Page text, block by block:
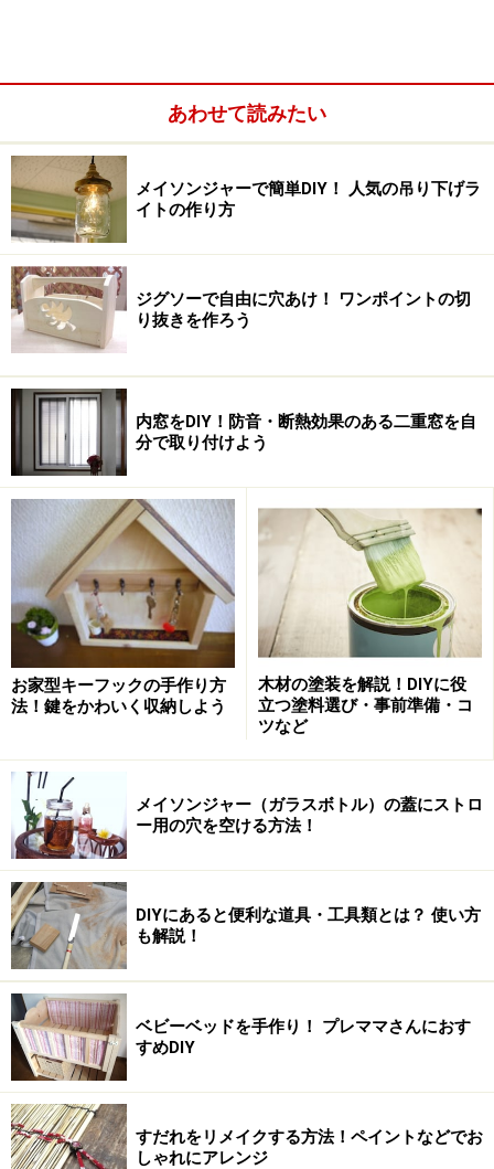
壁に傷をつけたくない場合にはディアウォールを使って
木を壁にたててしまいましょう。この木には自由にフッ
クや釘、ネジをとめられるので 気兼ねなく飾り付けでき
参考価格\1300
【用意するもの】
ディアウォール：1セット
2×4材：2本（天井から床の長さ－45mm）
カットはホームセンターのカットサービスを利用すると
便利です。
写真右が天井側、左が床側
1.ディアウォール
上下2個セットになっています。スプリングがはいって
いる方が上パット（天井側）、スペーサーを入れる方が
下パット（床側）です。
あわせて読みたい
メイソンジャーで簡単DIY！ 人気の吊り下げラ
イトの作り方
ジグソーで自由に穴あけ！ ワンポイントの切
り抜きを作ろう
内窓をDIY！防音・断熱効果のある二重窓を自
分で取り付けよう
お家型キーフックの手作り方
法！鍵をかわいく収納しよう
木材の塗装を解説！DIYに役
立つ塗料選び・事前準備・コ
ツなど
メイソンジャー（ガラスボトル）の蓋にストロ
ー用の穴を空ける方法！
DIYにあると便利な道具・工具類とは？ 使い方
も解説！
ベビーベッドを手作り！ プレママさんにおす
すめDIY
すだれをリメイクする方法！ペイントなどでお
しゃれにアレンジ